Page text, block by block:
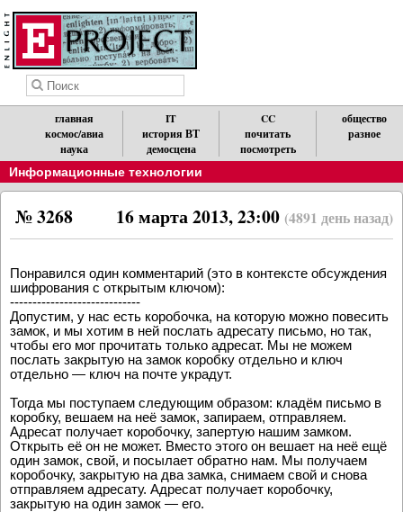
главная
космос/авиа
наука
IT
история ВТ
демосцена
CC
почитать
посмотреть
общество
разное
Информационные технологии
16 марта 2013, 23:00 (4891 день назад)
№ 3268
Понравился один комментарий (это в контексте обсуждения
шифрования с открытым ключом):
-----------------------------
Допустим, у нас есть коробочка, на которую можно повесить
замок, и мы хотим в ней послать адресату письмо, но так,
чтобы его мог прочитать только адресат. Мы не можем
послать закрытую на замок коробку отдельно и ключ
отдельно — ключ на почте украдут.
Тогда мы поступаем следующим образом: кладём письмо в
коробку, вешаем на неё замок, запираем, отправляем.
Адресат получает коробочку, запертую нашим замком.
Открыть её он не может. Вместо этого он вешает на неё ещё
один замок, свой, и посылает обратно нам. Мы получаем
коробочку, закрытую на два замка, снимаем свой и снова
отправляем адресату. Адресат получает коробочку,
закрытую на один замок — его.